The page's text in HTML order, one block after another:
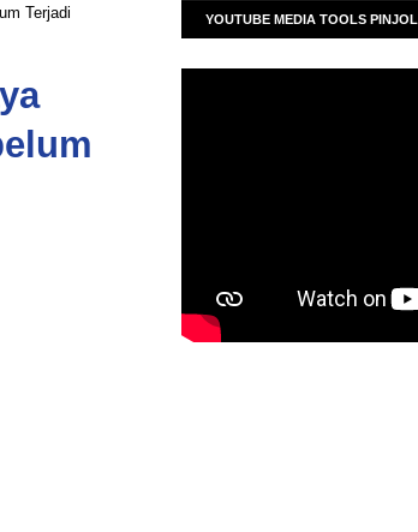
Terjadi
YOUTUBE MEDIA TOOLS PINJOL